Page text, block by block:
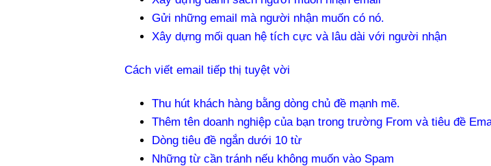
Gửi những email mà người nhận muốn có nó.
Xây dựng mối quan hệ tích cực và lâu dài với người nhận
Cách viết email tiếp thị tuyệt vời
Thu hút khách hàng bằng dòng chủ đề mạnh mẽ.
Thêm tên doanh nghiệp của bạn trong trường From và tiêu đề
Dòng tiêu đề ngắn dưới 10 từ
Những từ cần tránh nếu không muốn vào Spam